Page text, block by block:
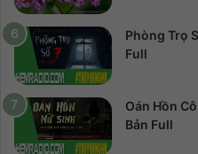
Phòng Trọ
Full
Oán Hồn
Bản Full